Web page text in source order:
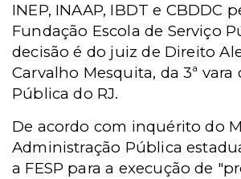
INEP, INAAP, IBDT e CBDDC
Fundação Escola de Serviço
decisão é do juiz de Direito
Carvalho Mesquita, da 3ª vara
Pública do RJ.
De acordo com inquérito do
Administração Pública
a FESP para a execução de